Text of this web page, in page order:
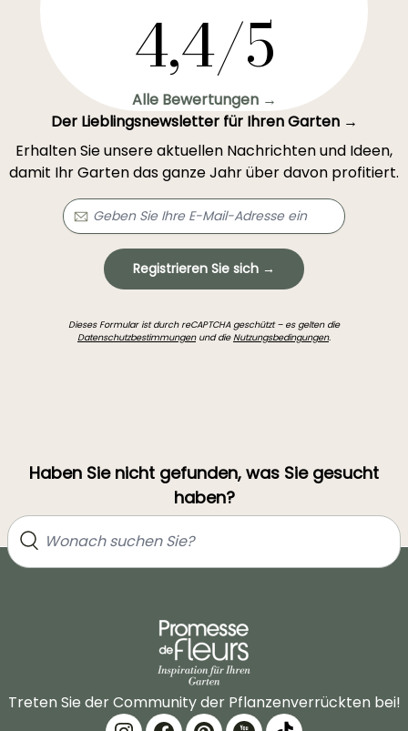
4,4/5
Alle Bewertungen →
Der Lieblingsnewsletter für Ihren Garten →
Erhalten Sie unsere aktuellen Nachrichten und Ideen,
damit Ihr Garten das ganze Jahr über davon profitiert.
Registrieren Sie sich →
Dieses Formular ist durch reCAPTCHA geschützt – es gelten die
Datenschutzbestimmungenund dieNutzungsbedingungen.
Haben Sie nicht gefunden, was Sie gesucht
haben?
Treten Sie der Community der Pflanzenverrückten bei!